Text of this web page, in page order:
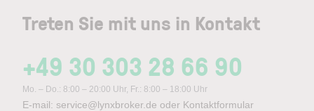
Treten Sie mit uns in Kontakt
+49 30 303 28 66 90
Mo. – Do.: 8:00 – 20:00 Uhr, Fr.: 8:00 – 18:00 Uhr
E-mail: service@lynxbroker.de oder Kontaktformular